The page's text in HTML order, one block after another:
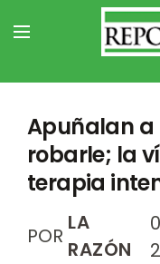
Apuñalan a
robarle; la
terapia
POR
LA
RAZÓN